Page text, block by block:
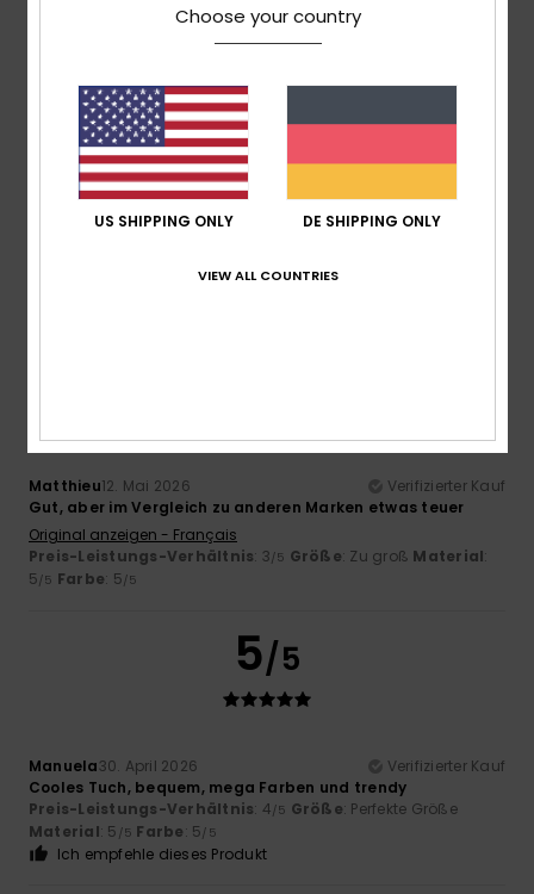
4 /5
Arthur4. Juni 2026
Sehr gut, würde aber eine Reinigung ab Werk vertragen
Original anzeigen - Français
Matthieu12. Mai 2026
Verifizierter Kauf
Gut, aber im Vergleich zu anderen Marken etwas teuer
Original anzeigen - Français
Preis-Leistungs-Verhältnis: 3/5 Größe: Zu groß Material:
5/5 Farbe: 5/5
5/5
Manuela30. April 2026
Verifizierter Kauf
Cooles Tuch, bequem, mega Farben und trendy
Preis-Leistungs-Verhältnis: 4/5 Größe: Perfekte Größe
Material: 5 /5 Farbe: 5/5
Ich empfehle dieses Produkt
Choose your country
US SHIPPING ONLY DE SHIPPING ONLY
VIEW ALL COUNTRIES